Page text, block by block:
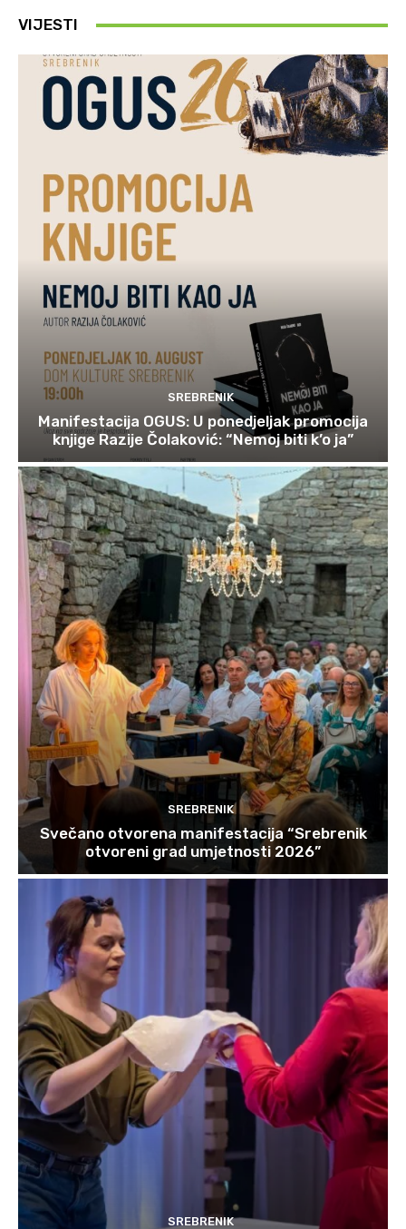
VIJESTI
SREBRENIK
Manifestacija OGUS: U ponedjeljak promocija
knjige Razije Čolaković: “Nemoj biti k’o ja”
SREBRENIK
Svečano otvorena manifestacija “Srebrenik
otvoreni grad umjetnosti 2026”
SREBRENIK